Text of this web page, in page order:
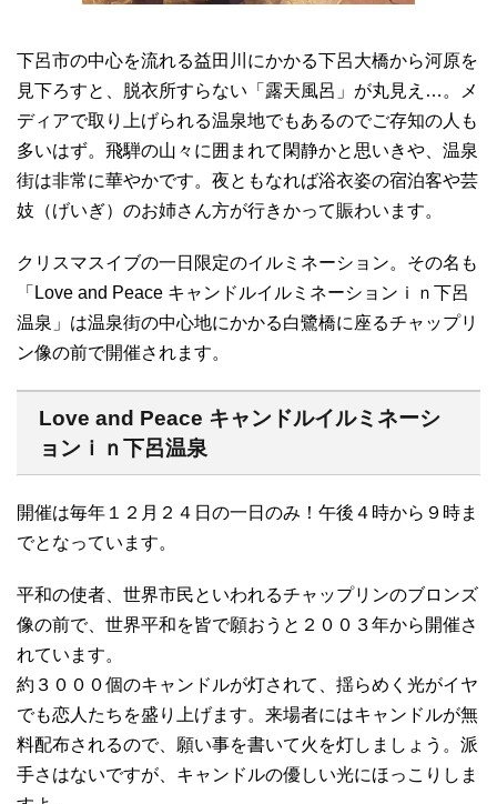
下呂市の中心を流れる益田川にかかる下呂大橋から河原を
見下ろすと、脱衣所すらない「露天風呂」が丸見え…。メ
ディアで取り上げられる温泉地でもあるのでご存知の人も
多いはず。飛騨の山々に囲まれて閑静かと思いきや、温泉
街は非常に華やかです。夜ともなれば浴衣姿の宿泊客や芸
妓（げいぎ）のお姉さん方が行きかって賑わいます。
クリスマスイブの一日限定のイルミネーション。その名も
「Love and Peace キャンドルイルミネーションｉｎ下呂
温泉」は温泉街の中心地にかかる白鷺橋に座るチャップリ
ン像の前で開催されます。
Love and Peace キャンドルイルミネーシ
ョンｉｎ下呂温泉
開催は毎年１２月２４日の一日のみ！午後４時から９時ま
でとなっています。
平和の使者、世界市民といわれるチャップリンのブロンズ
像の前で、世界平和を皆で願おうと２００３年から開催さ
れています。
約３０００個のキャンドルが灯されて、揺らめく光がイヤ
でも恋人たちを盛り上げます。来場者にはキャンドルが無
料配布されるので、願い事を書いて火を灯しましょう。派
手さはないですが、キャンドルの優しい光にほっこりしま